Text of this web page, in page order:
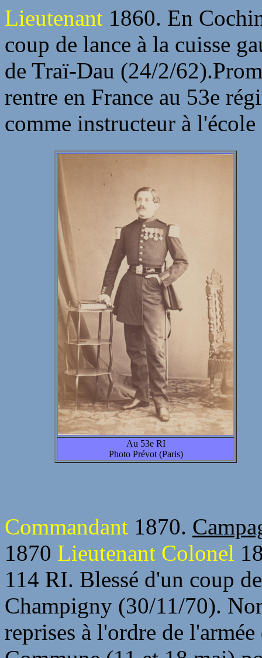
Lieutenant 1860. En
coup de lance à la cuisse
de Traï-Dau (24/2/
rentre en France au 53e
comme instructeur à
Au 53e RI
Photo Prévot (Paris)
Commandant 1870.
1870 Lieutenant Colonel
114 RI. Blessé d'un coup
Champigny (30/11/70).
reprises à l'ordre de